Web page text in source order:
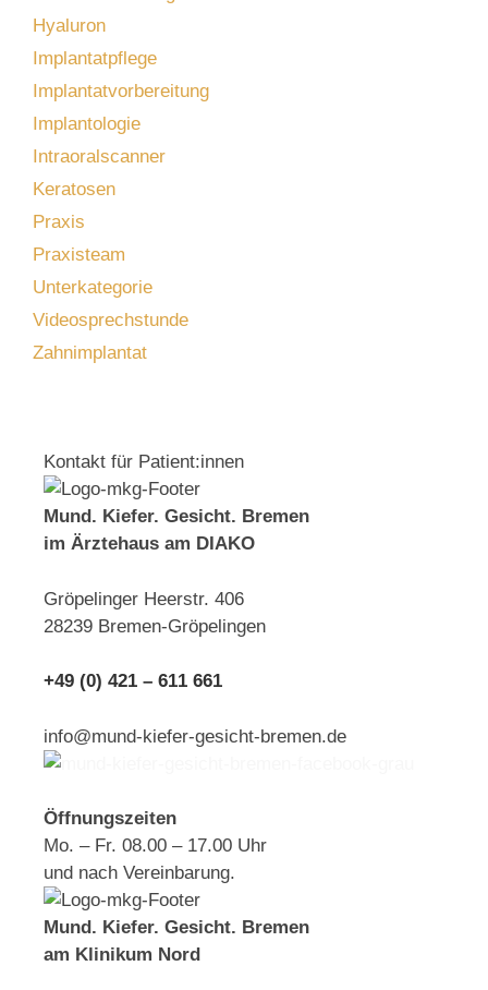
Hyaluron
Implantatpflege
Implantatvorbereitung
Implantologie
Intraoralscanner
Keratosen
Praxis
Praxisteam
Unterkategorie
Videosprechstunde
Zahnimplantat
Kontakt für Patient:innen
Mund. Kiefer. Gesicht. Bremen
im Ärztehaus am DIAKO
Gröpelinger Heerstr. 406
28239 Bremen-Gröpelingen
+49 (0) 421 – 611 661
info@mund-kiefer-gesicht-bremen.de
Öffnungszeiten
Mo. – Fr. 08.00 – 17.00 Uhr
und nach Vereinbarung.
Mund. Kiefer. Gesicht. Bremen
am Klinikum Nord